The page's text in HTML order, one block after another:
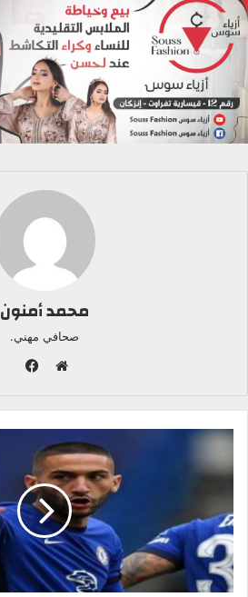
محمد أمنون
صحافي مهني.
و
ق
ع
ا
ل
و
ي
ب
س
ب
ك